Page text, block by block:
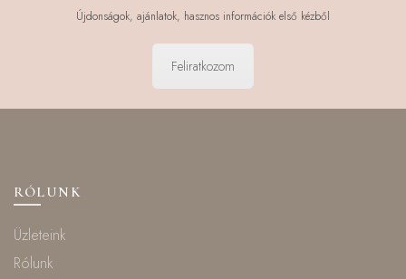
Újdonságok, ajánlatok, hasznos információk első kézből
Feliratkozom
RÓLUNK
Üzleteink
Rólunk